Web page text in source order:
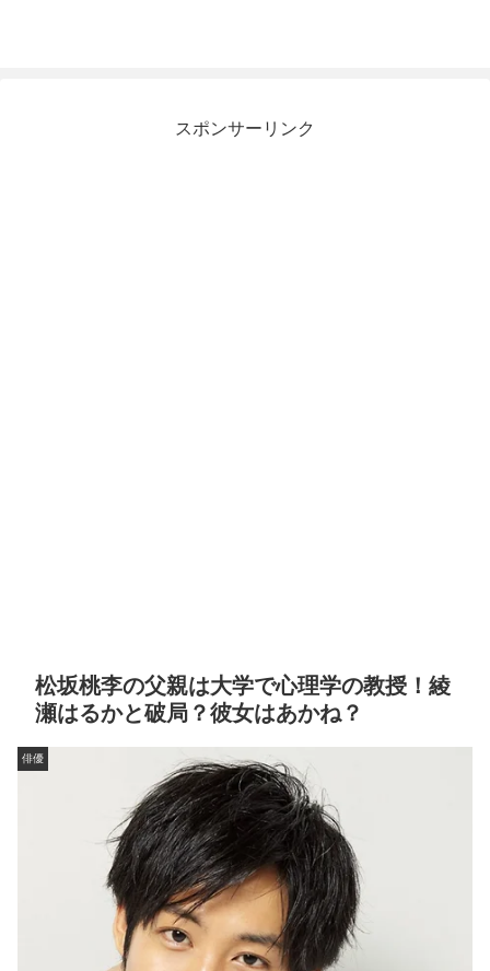
スポンサーリンク
松坂桃李の父親は大学で心理学の教授！綾
瀬はるかと破局？彼女はあかね？
俳優